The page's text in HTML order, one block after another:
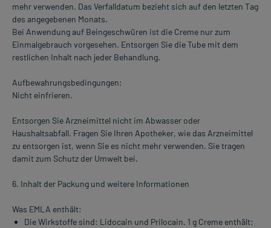
mehr verwenden. Das Verfalldatum bezieht sich auf den letzten Tag
des angegebenen Monats.
Bei Anwendung auf Beingeschwüren ist die Creme nur zum
Einmalgebrauch vorgesehen. Entsorgen Sie die Tube mit dem
restlichen Inhalt nach jeder Behandlung.
Aufbewahrungsbedingungen:
Nicht einfrieren.
Entsorgen Sie Arzneimittel nicht im Abwasser oder
Haushaltsabfall. Fragen Sie Ihren Apotheker, wie das Arzneimittel
zu entsorgen ist, wenn Sie es nicht mehr verwenden. Sie tragen
damit zum Schutz der Umwelt bei.
6. Inhalt der Packung und weitere Informationen
Was EMLA enthält:
Die Wirkstoffe sind: Lidocain und Prilocain. 1 g Creme enthält: